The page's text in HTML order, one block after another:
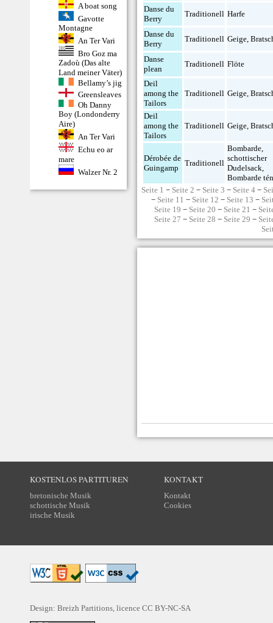
A boat song
Gavotte
Montagne
An Ter Vari
Bro Goz ma
Zadoù (Das alte
Land meiner Väter)
Bellamy’s jig
Greensleaves
Oh Danny
Boy (Londonderry
Aire)
An Ter Vari
Echu eo ar
mare
Walzer Nr. 2
Danse du
Berry
Traditionell Harfe
Danse du
Berry
Traditionell Geige,
Danse
plean
Traditionell Flöte
Deil
among the
Tailors
Traditionell Geige,
Deil
among the
Tailors
Traditionell Geige,
Dérobée de
Guingamp
Traditionell
Bombarde,
schottischer
Dudelsack,
Bombarde
Seite 1 − Seite 2 − Seite 3 − Seite 4 −
− Seite 11 − Seite 12 − Seite 13 −
Seite 19 − Seite 20 − Seite 21 −
Seite 27 − Seite 28 − Seite 29 −
KOSTENLOS PARTITUREN
bretonische Musik
schottische Musik
irische Musik
KONTAKT
Kontakt
Cookies
Design: Breizh Partitions, licence CC BY-NC-SA